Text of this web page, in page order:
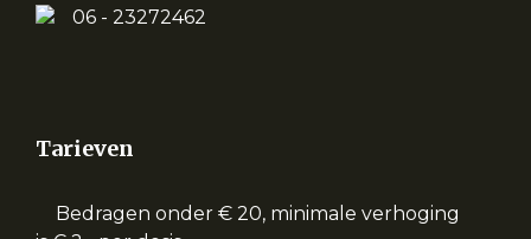
06 - 23272462
Tarieven
Bedragen onder € 20, minimale verhoging